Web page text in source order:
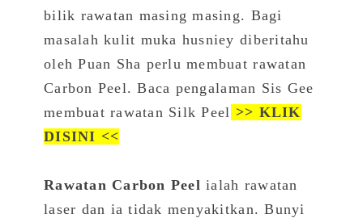
bilik rawatan masing masing. Bagi
masalah kulit muka husniey diberitahu
oleh Puan Sha perlu membuat rawatan
Carbon Peel.Baca pengalaman Sis Gee
membuat rawatan Silk Peel >> KLIK
DISINI <<
Rawatan Carbon Peel ialah rawatan
laser dan ia tidak menyakitkan. Bunyi